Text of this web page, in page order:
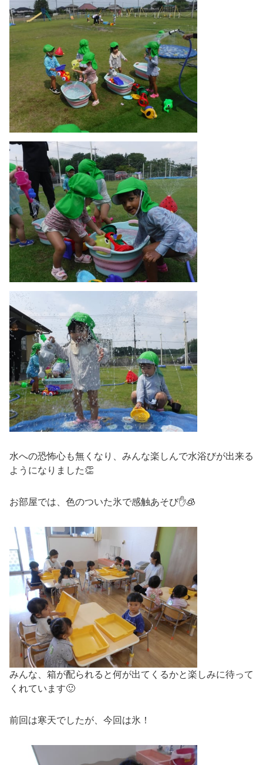
水への恐怖心も無くなり、みんな楽しんで水浴びが出来る
ようになりました👏
お部屋では、色のついた氷で感触あそび✋🧊
みんな、箱が配られると何が出てくるかと楽しみに待って
くれています🙂
前回は寒天でしたが、今回は氷！